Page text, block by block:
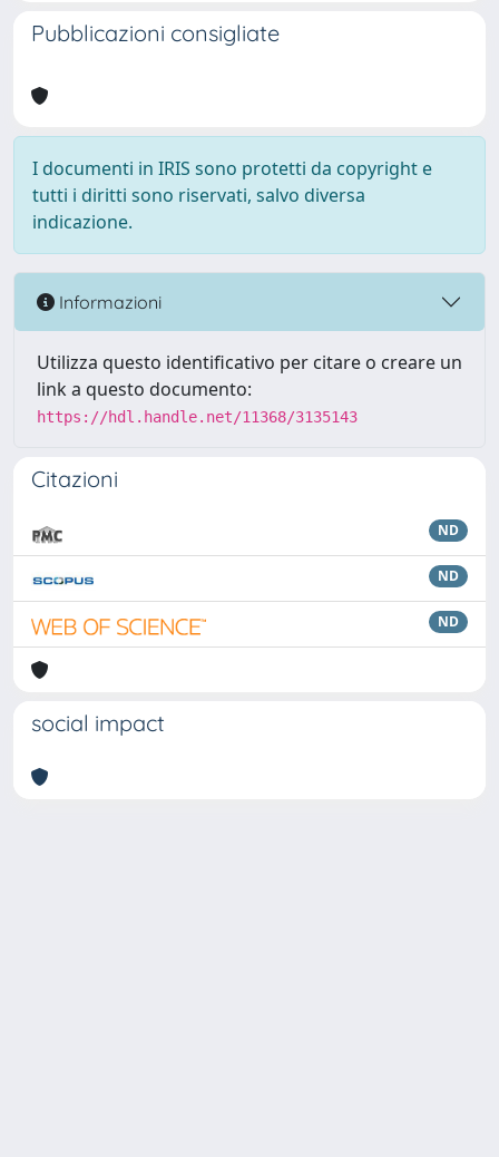
Pubblicazioni consigliate
I documenti in IRIS sono protetti da copyright e
tutti i diritti sono riservati, salvo diversa
indicazione.
Informazioni
Utilizza questo identificativo per citare o creare un
link a questo documento:
https://hdl.handle.net/11368/3135143
Citazioni
ND
ND
ND
social impact